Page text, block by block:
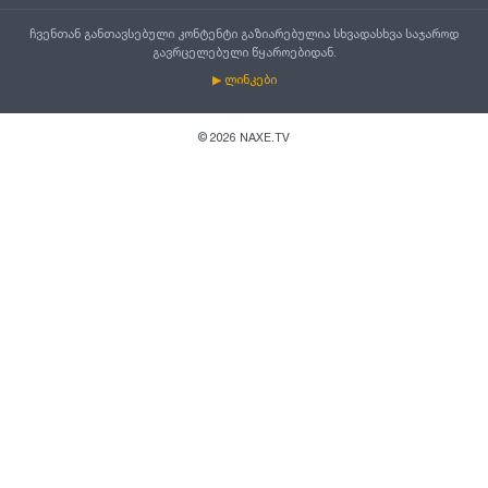
ჩვენთან განთავსებული კონტენტი გაზიარებულია სხვადასხვა საჯაროდ
გავრცელებული წყაროებიდან.
▶ ლინკები
© 2026 NAXE.TV